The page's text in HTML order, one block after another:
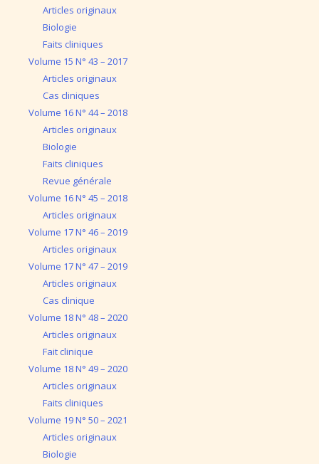
Articles originaux
Biologie
Faits cliniques
Volume 15 N° 43 – 2017
Articles originaux
Cas cliniques
Volume 16 N° 44 – 2018
Articles originaux
Biologie
Faits cliniques
Revue générale
Volume 16 N° 45 – 2018
Articles originaux
Volume 17 N° 46 – 2019
Articles originaux
Volume 17 N° 47 – 2019
Articles originaux
Cas clinique
Volume 18 N° 48 – 2020
Articles originaux
Fait clinique
Volume 18 N° 49 – 2020
Articles originaux
Faits cliniques
Volume 19 N° 50 – 2021
Articles originaux
Biologie